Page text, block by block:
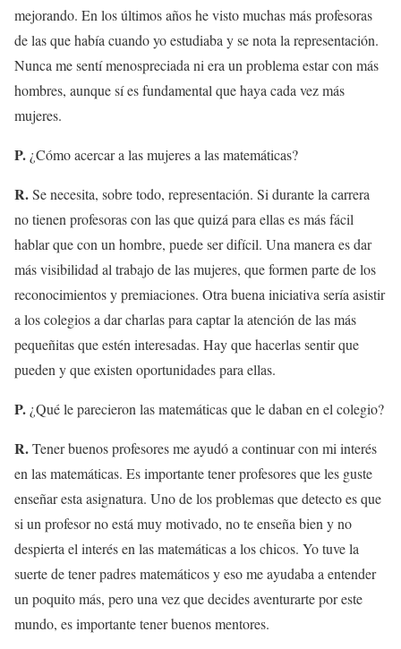
mejorando. En los últimos años he visto muchas más profesoras
de las que había cuando yo estudiaba y se nota la representación.
Nunca me sentí menospreciada ni era un problema estar con más
hombres, aunque sí es fundamental que haya cada vez más
mujeres.
P. ¿Cómo acercar a las mujeres a las matemáticas?
R.Se necesita, sobre todo, representación. Si durante la carrera
no tienen profesoras con las que quizá para ellas es más fácil
hablar que con un hombre, puede ser difícil. Una manera es dar
más visibilidad al trabajo de las mujeres, que formen parte de los
reconocimientos y premiaciones. Otra buena iniciativa sería asistir
a los colegios a dar charlas para captar la atención de las más
pequeñitas que estén interesadas. Hay que hacerlas sentir que
pueden y que existen oportunidades para ellas.
P. ¿Qué le parecieron las matemáticas que le daban en el colegio?
R.Tener buenos profesores me ayudó a continuar con mi interés
en las matemáticas. Es importante tener profesores que les guste
enseñar esta asignatura. Uno de los problemas que detecto es que
si un profesor no está muy motivado, no te enseña bien y no
despierta el interés en las matemáticas a los chicos. Yo tuve la
suerte de tener padres matemáticos y eso me ayudaba a entender
un poquito más, pero una vez que decides aventurarte por este
mundo, es importante tener buenos mentores.